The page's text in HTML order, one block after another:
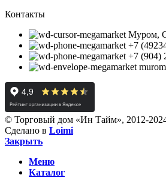
Контакты
Муром,
+7
+7 (904)
© Торговый дом «Ин Тайм», 2012-
Сделано в Loimi
Закрыть
Меню
Каталог